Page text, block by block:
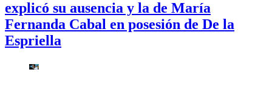
explicó su ausencia y la de María
Fernanda Cabal en posesión de De la
Espriella